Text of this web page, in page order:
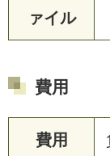
ァイル
費用
費用